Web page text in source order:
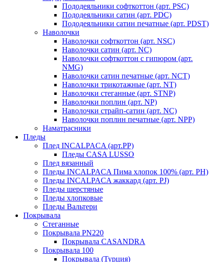
Пододеяльники софткоттон (арт. PSC)
Пододеяльники сатин (арт. PDC)
Пододеяльники сатин печатные (арт. PDST)
Наволочки
Наволочки софткоттон (арт. NSC)
Наволочки сатин (арт. NC)
Наволочки софткоттон с гипюром (арт.
NMG)
Наволочки сатин печатные (арт. NCT)
Наволочки трикотажные (арт. NT)
Наволочки стеганные (арт. STNP)
Наволочки поплин (арт. NP)
Наволочки страйп-сатин (арт. NC)
Наволочки поплин печатные (арт. NPP)
Наматрасники
Пледы
Плед INCALPACA (арт.PP)
Пледы CASA LUSSO
Плед вязанный
Пледы INCALPACA Пима хлопок 100% (арт. PH)
Пледы INCALPACA жаккард (арт. PJ)
Пледы шерстяные
Пледы хлопковые
Пледы Вальтери
Покрывала
Стеганные
Покрывала PN220
Покрывала CASANDRA
Покрывала 100
Покрывала (Турция)